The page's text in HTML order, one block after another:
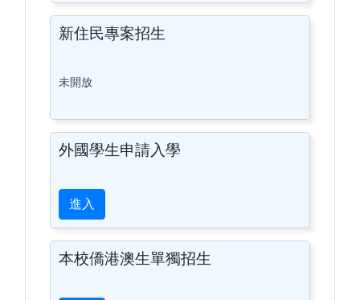
新住民專案招生
未開放
外國學生申請入學
進入
本校僑港澳生單獨招生